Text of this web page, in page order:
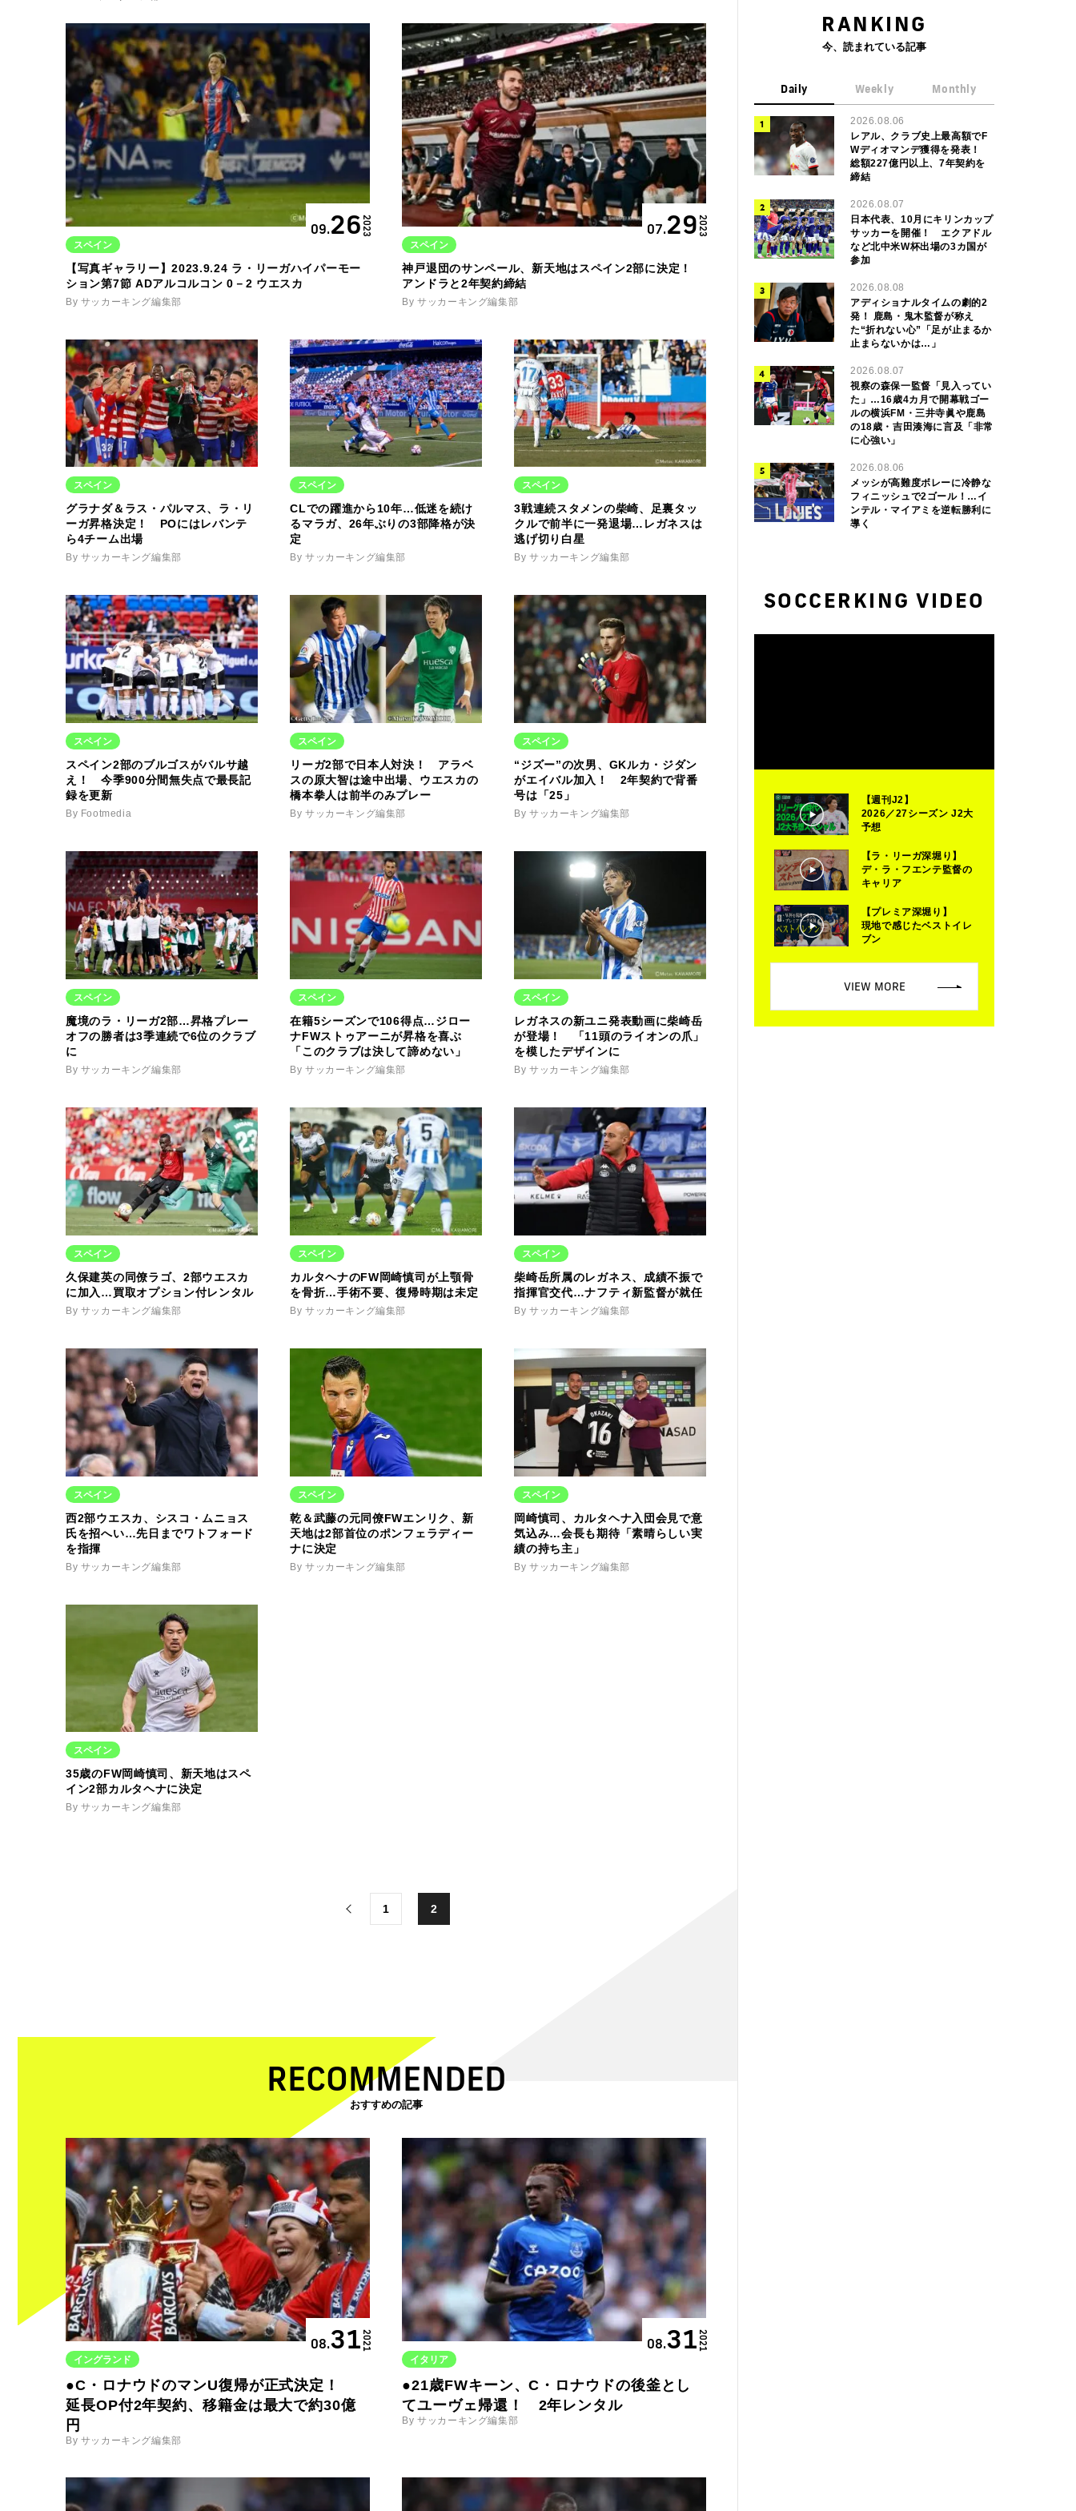
09.262023
スペイン
【写真ギャラリー】2023.9.24 ラ・リーガハイパーモー
ション第7節 ADアルコルコン 0－2 ウエスカ
By サッカーキング編集部
07.292023
スペイン
神戸退団のサンペール、新天地はスペイン2部に決定！
アンドラと2年契約締結
By サッカーキング編集部
スペイン
グラナダ＆ラス・パルマス、ラ・リ
ーガ昇格決定！ POにはレバンテ
ら4チーム出場
By サッカーキング編集部
スペイン
CLでの躍進から10年…低迷を続け
るマラガ、26年ぶりの3部降格が決
定
By サッカーキング編集部
スペイン
3戦連続スタメンの柴崎、足裏タッ
クルで前半に一発退場…レガネスは
逃げ切り白星
By サッカーキング編集部
スペイン
スペイン2部のブルゴスがバルサ越
え！ 今季900分間無失点で最長記
録を更新
By Footmedia
スペイン
リーガ2部で日本人対決！ アラベ
スの原大智は途中出場、ウエスカの
橋本拳人は前半のみプレー
By サッカーキング編集部
スペイン
“ジズー”の次男、GKルカ・ジダン
がエイバル加入！ 2年契約で背番
号は「25」
By サッカーキング編集部
スペイン
魔境のラ・リーガ2部…昇格プレー
オフの勝者は3季連続で6位のクラブ
に
By サッカーキング編集部
スペイン
在籍5シーズンで106得点…ジロー
ナFWストゥアーニが昇格を喜ぶ
「このクラブは決して諦めない」
By サッカーキング編集部
スペイン
レガネスの新ユニ発表動画に柴崎岳
が登場！ 「11頭のライオンの爪」
を模したデザインに
By サッカーキング編集部
スペイン
久保建英の同僚ラゴ、2部ウエスカ
に加入…買取オプション付レンタル
By サッカーキング編集部
スペイン
カルタヘナのFW岡崎慎司が上顎骨
を骨折…手術不要、復帰時期は未定
By サッカーキング編集部
スペイン
柴崎岳所属のレガネス、成績不振で
指揮官交代…ナフティ新監督が就任
By サッカーキング編集部
スペイン
西2部ウエスカ、シスコ・ムニョス
氏を招へい…先日までワトフォード
を指揮
By サッカーキング編集部
スペイン
乾＆武藤の元同僚FWエンリク、新
天地は2部首位のポンフェラディー
ナに決定
By サッカーキング編集部
スペイン
岡崎慎司、カルタヘナ入団会見で意
気込み…会長も期待「素晴らしい実
績の持ち主」
By サッカーキング編集部
スペイン
35歳のFW岡崎慎司、新天地はスペ
イン2部カルタヘナに決定
By サッカーキング編集部
1 2
RECOMMENDED
おすすめの記事
08.312021
イングランド
●C・ロナウドのマンU復帰が正式決定！
延長OP付2年契約、移籍金は最大で約30億
円
By サッカーキング編集部
08.312021
イタリア
●21歳FWキーン、C・ロナウドの後釜とし
てユーヴェ帰還！ 2年レンタル
By サッカーキング編集部
RANKING
今、読まれている記事
Daily Weekly Monthly
2026.08.06
レアル、クラブ史上最高額でF
Wディオマンデ獲得を発表！
総額227億円以上、7年契約を
締結
2026.08.07
日本代表、10月にキリンカップ
サッカーを開催！ エクアドル
など北中米W杯出場の3カ国が
参加
2026.08.08
アディショナルタイムの劇的2
発！ 鹿島・鬼木監督が称え
た“折れない心”「足が止まるか
止まらないかは…」
2026.08.07
視察の森保一監督「見入ってい
た」…16歳4カ月で開幕戦ゴー
ルの横浜FM・三井寺眞や鹿島
の18歳・吉田湊海に言及「非常
に心強い」
2026.08.06
メッシが高難度ボレーに冷静な
フィニッシュで2ゴール！…イ
ンテル・マイアミを逆転勝利に
導く
SOCCERKING VIDEO
【週刊J2】
2026／27シーズン J2大
予想
【ラ・リーガ深堀り】
デ・ラ・フエンテ監督の
キャリア
【プレミア深堀り】
現地で感じたベストイレ
ブン
VIEW MORE